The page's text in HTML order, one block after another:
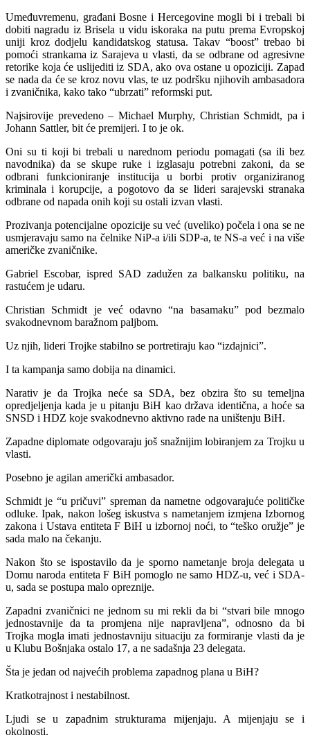
Umeđuvremenu, građani Bosne i Hercegovine mogli bi i trebali bi
dobiti nagradu iz Brisela u vidu iskoraka na putu prema Evropskoj
uniji kroz dodjelu kandidatskog statusa. Takav “boost” trebao bi
pomoći strankama iz Sarajeva u vlasti, da se odbrane od agresivne
retorike koja će uslijediti iz SDA, ako ova ostane u opoziciji. Zapad
se nada da će se kroz novu vlas, te uz podršku njihovih ambasadora
i zvaničnika, kako tako “ubrzati” reformski put.
Najsirovije prevedeno – Michael Murphy, Christian Schmidt, pa i
Johann Sattler, bit će premijeri. I to je ok.
Oni su ti koji bi trebali u narednom periodu pomagati (sa ili bez
navodnika) da se skupe ruke i izglasaju potrebni zakoni, da se
odbrani funkcioniranje institucija u borbi protiv organiziranog
kriminala i korupcije, a pogotovo da se lideri sarajevski stranaka
odbrane od napada onih koji su ostali izvan vlasti.
Prozivanja potencijalne opozicije su već (uveliko) počela i ona se ne
usmjeravaju samo na čelnike NiP-a i/ili SDP-a, te NS-a već i na više
američke zvaničnike.
Gabriel Escobar, ispred SAD zadužen za balkansku politiku, na
rastućem je udaru.
Christian Schmidt je već odavno “na basamaku” pod bezmalo
svakodnevnom baražnom paljbom.
Uz njih, lideri Trojke stabilno se portretiraju kao “izdajnici”.
I ta kampanja samo dobija na dinamici.
Narativ je da Trojka neće sa SDA, bez obzira što su temeljna
opredjeljenja kada je u pitanju BiH kao država identična, a hoće sa
SNSD i HDZ koje svakodnevno aktivno rade na uništenju BiH.
Zapadne diplomate odgovaraju još snažnijim lobiranjem za Trojku u
vlasti.
Posebno je agilan američki ambasador.
Schmidt je “u pričuvi” spreman da nametne odgovarajuće političke
odluke. Ipak, nakon lošeg iskustva s nametanjem izmjena Izbornog
zakona i Ustava entiteta F BiH u izbornoj noći, to “teško oružje” je
sada malo na čekanju.
Nakon što se ispostavilo da je sporno nametanje broja delegata u
Domu naroda entiteta F BiH pomoglo ne samo HDZ-u, već i SDA-
u, sada se postupa malo opreznije.
Zapadni zvaničnici ne jednom su mi rekli da bi “stvari bile mnogo
jednostavnije da ta promjena nije napravljena”, odnosno da bi
Trojka mogla imati jednostavniju situaciju za formiranje vlasti da je
u Klubu Bošnjaka ostalo 17, a ne sadašnja 23 delegata.
Šta je jedan od najvećih problema zapadnog plana u BiH?
Kratkotrajnost i nestabilnost.
Ljudi se u zapadnim strukturama mijenjaju. A mijenjaju se i
okolnosti.